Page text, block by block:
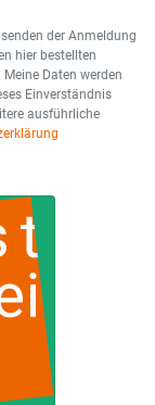
der Anmeldung
hier bestellten
Daten werden
Einverständnis
ausführliche